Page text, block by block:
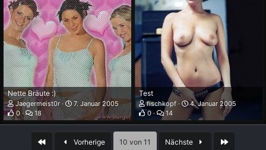
Nette Bräute :)
Jaegermeist0r
7. Januar 2005
0
18
Test
fischkopf
4. Januar 2005
0
14
Vorherige 10 von 11 Nächste Letzte